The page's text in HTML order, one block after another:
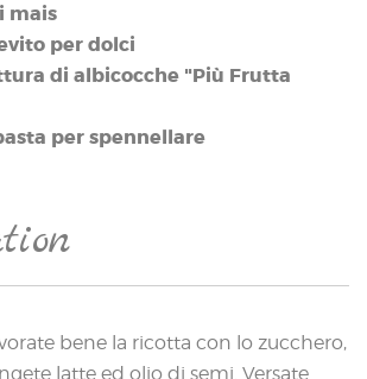
mais
per dolci
di albicocche "Più Frutta
per spennellare
bene la ricotta con lo zucchero,
latte ed olio di semi. Versate